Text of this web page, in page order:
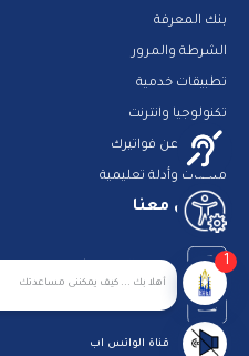
بنك المعرفة
الشرطة والمرور
تطبيقات خدمية
تكنولوجيا وانترنت
استعلم عن فواتيرك
منصات وأدلة تعليمية
تواصل معنا
صفحة الفيس بوك
البريد الإلكتروني
قناة الواتس اب
أهلا بك ... كيف يمكننى مساعدتك
1